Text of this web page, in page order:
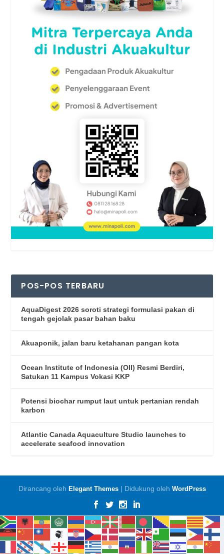
POS-POS TERBARU
AquaDigest 2026 soroti strategi formulasi pakan di
tengah gejolak pasar bahan baku
Akuaponik, jalan baru ketahanan pangan kota
Ocean Institute of Indonesia (OII) Resmi Berdiri,
Satukan 11 Kampus Vokasi KKP
Potensi biochar rumput laut untuk pertanian rendah
karbon
Atlantic Canada Aquaculture Studio launches to
accelerate seafood innovation
Dirancang oleh Elegant Themes| Didukung oleh WordPress